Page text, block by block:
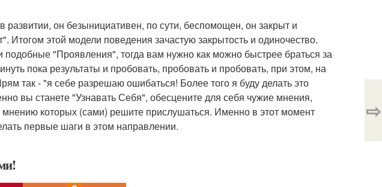
развитии, он безынициативен, по сути, беспомощен, он закрыт и
Итогом этой модели поведения зачастую закрытость и одиночество.
"Проявления", тогда вам нужно как можно быстрее браться за
пока результаты и пробовать, пробовать и пробовать, при этом, на
так - "я себе разрешаю ошибаться! Более того я буду делать это
вы станете "Узнавать Себя", обесцените для себя чужие мнения,
мнению которых (сами) решите прислушаться. Именно в этот момент
первые шаги в этом направлении.
⇨